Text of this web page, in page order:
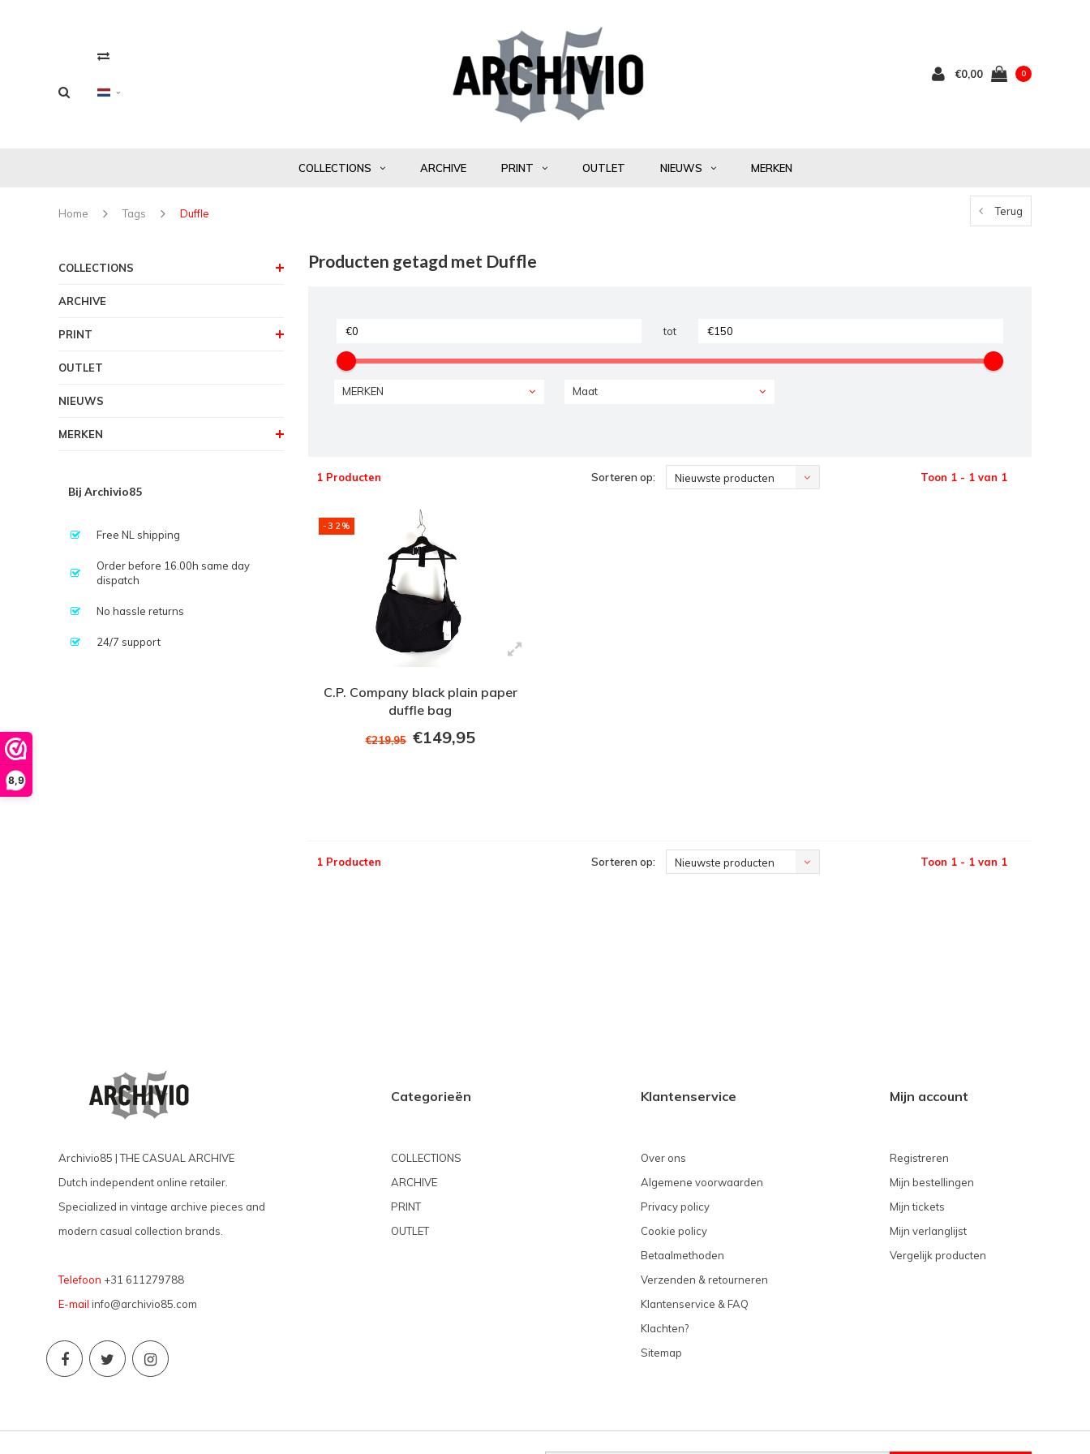
8,9
€0,00 0
COLLECTIONS ARCHIVE PRINT OUTLET NIEUWS MERKEN
Home Tags Duffle Terug
COLLECTIONS
ARCHIVE
PRINT
OUTLET
NIEUWS
MERKEN
Bij Archivio85
Free NL shipping
Order before 16.00h same day
dispatch
No hassle returns
24/7 support
Producten getagd met Duffle
tot
MERKEN Maat
1 Producten Sorteren op: Nieuwste producten Toon 1 - 1 van 1
-32%
C.P. Company black plain paper
duffle bag
€219,95 €149,95
1 Producten Sorteren op: Nieuwste producten Toon 1 - 1 van 1
Archivio85 | THE CASUAL ARCHIVE
Dutch independent online retailer.
Specialized in vintage archive pieces and
modern casual collection brands.
Telefoon +31 611279788
E-mail info@archivio85.com
Categorieën
COLLECTIONS
ARCHIVE
PRINT
OUTLET
Klantenservice
Over ons
Algemene voorwaarden
Privacy policy
Cookie policy
Betaalmethoden
Verzenden & retourneren
Klantenservice & FAQ
Klachten?
Sitemap
Mijn account
Registreren
Mijn bestellingen
Mijn tickets
Mijn verlanglijst
Vergelijk producten